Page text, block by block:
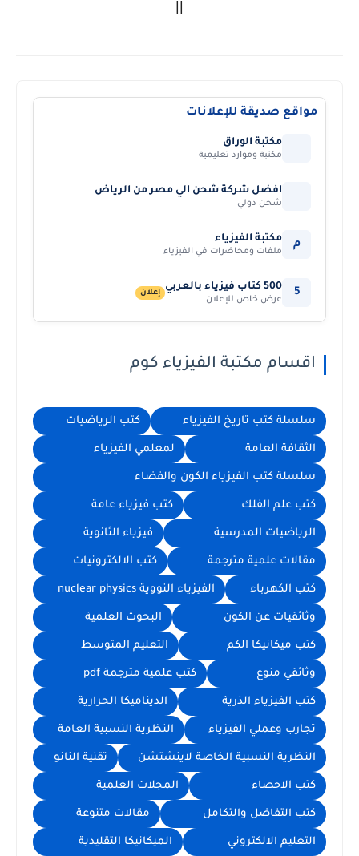
مواقع صديقة للإعلانات
مكتبة الوراق
مكتبة وموارد تعليمية
افضل شركة شحن الي مصر من الرياض
شحن دولي
م مكتبة الفيزياء
ملفات ومحاضرات في الفيزياء
5 500 كتاب فيزياء بالعربي
عرض خاص للإعلان
إعلان
اقسام مكتبة الفيزياء كوم
سلسلة كتب تاريخ الفيزياء كتب الرياضيات
الثقافة العامة لمعلمي الفيزياء
سلسلة كتب الفيزياء الكون والفضاء
كتب علم الفلك كتب فيزياء عامة
الرياضيات المدرسية فيزياء الثانوية
مقالات علمية مترجمة كتب الالكترونيات
كتب الكهرباء الفيزياء النووية nuclear physics
وثائقيات عن الكون البحوث العلمية
كتب ميكانيكا الكم التعليم المتوسط
وثائقي منوع كتب علمية مترجمة pdf
كتب الفيزياء الذرية الديناميكا الحرارية
تجارب وعملي الفيزياء النظرية النسبية العامة
النظرية النسبية الخاصة لاينشتشن تقنية النانو
كتب الاحصاء المجلات العلمية
كتب التفاضل والتكامل مقالات متنوعة
التعليم الالكتروني الميكانيكا التقليدية